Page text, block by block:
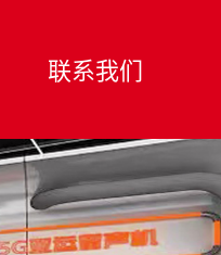
联系我们